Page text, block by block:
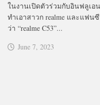
ในงานเปิดตัวร่วมกับอินฟลูเอ
ทำเอาสาวก realme และแฟ
ว่า “realme C53”...
June 7, 2023